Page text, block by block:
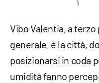
Vibo Valentia, a
generale, è la città,
posizionarsi in coda
umidità fanno